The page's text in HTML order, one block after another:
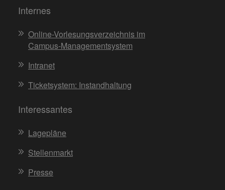
Internes
Online-Vorlesungsverzeichnis im
Campus-Managementsystem
Intranet
Ticketsystem: Instandhaltung
Interessantes
Lagepläne
Stellenmarkt
Presse